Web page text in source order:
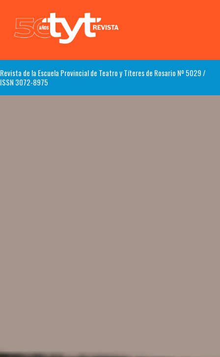
Revista de la Escuela Provincial de Teatro y Títeres de Rosario Nº 5029 /
ISSN 3072-8975